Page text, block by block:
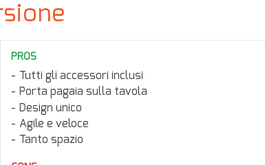
PROS
Tutti gli accessori inclusi
Porta pagaia sulla tavola
Design unico
Agile e veloce
Tanto spazio